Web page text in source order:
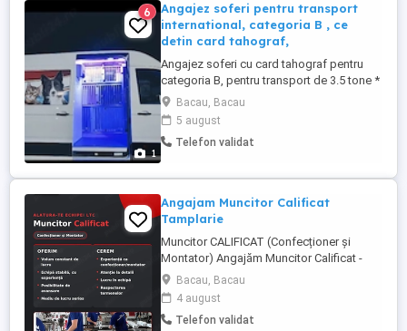
1
6
Angajez soferi pentru transport
international, categoria B , ce
detin card tahograf,
Angajez soferi cu card tahograf pentru
categoria B, pentru transport de 3.5 tone *
transport international de animale de
companie * România- Germania * plecare
săptămânală
Bacau, Bacau
5 august
Telefon validat
Angajam Muncitor Calificat
Tamplarie
Muncitor CALIFICAT (Confecționer și
Montator) Angajăm Muncitor Calificat -
Confecționer și Montator Tâmplărie PVC
Aluminiu Bacău Leon Termopan Center
(LTC) angajeaza muncitor calificat, pentru
postul de Confectioner și montator pentru
Bacau, Bacau
4 august
Telefon validat